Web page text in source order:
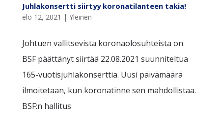
Juhlakonsertti siirtyy koronatilanteen takia!
elo 12, 2021 | Yleinen
Johtuen vallitsevista koronaolosuhteista on
BSF päättänyt siirtää 22.08.2021 suunniteltua
165-vuotisjuhlakonserttia. Uusi päivämäärä
ilmoitetaan, kun koronatinne sen mahdollistaa.
BSF:n hallitus